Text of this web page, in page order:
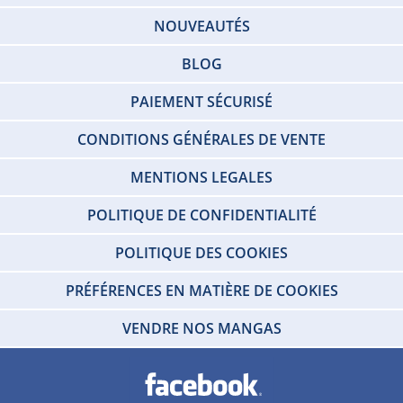
NOUVEAUTÉS
BLOG
PAIEMENT SÉCURISÉ
CONDITIONS GÉNÉRALES DE VENTE
MENTIONS LEGALES
POLITIQUE DE CONFIDENTIALITÉ
POLITIQUE DES COOKIES
PRÉFÉRENCES EN MATIÈRE DE COOKIES
VENDRE NOS MANGAS